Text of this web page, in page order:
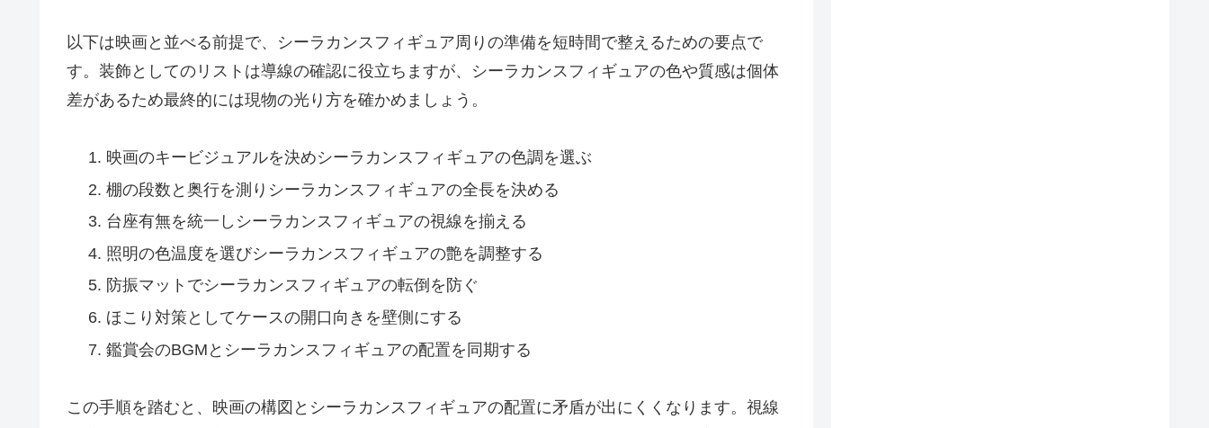
以下は映画と並べる前提で、シーラカンスフィギュア周りの準備を短時間で整えるための要点で
す。装飾としてのリストは導線の確認に役立ちますが、シーラカンスフィギュアの色や質感は個体
差があるため最終的には現物の光り方を確かめましょう。
映画のキービジュアルを決めシーラカンスフィギュアの色調を選ぶ
棚の段数と奥行を測りシーラカンスフィギュアの全長を決める
台座有無を統一しシーラカンスフィギュアの視線を揃える
照明の色温度を選びシーラカンスフィギュアの艶を調整する
防振マットでシーラカンスフィギュアの転倒を防ぐ
ほこり対策としてケースの開口向きを壁側にする
鑑賞会のBGMとシーラカンスフィギュアの配置を同期する
この手順を踏むと、映画の構図とシーラカンスフィギュアの配置に矛盾が出にくくなります。視線